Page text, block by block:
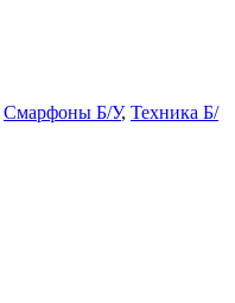
Смарфоны Б/У, Техника Б/